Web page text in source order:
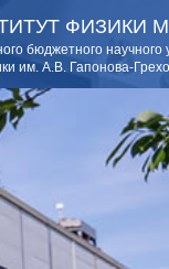
ФИЗИКИ
бюджетного
им. А.В. Гапонова-